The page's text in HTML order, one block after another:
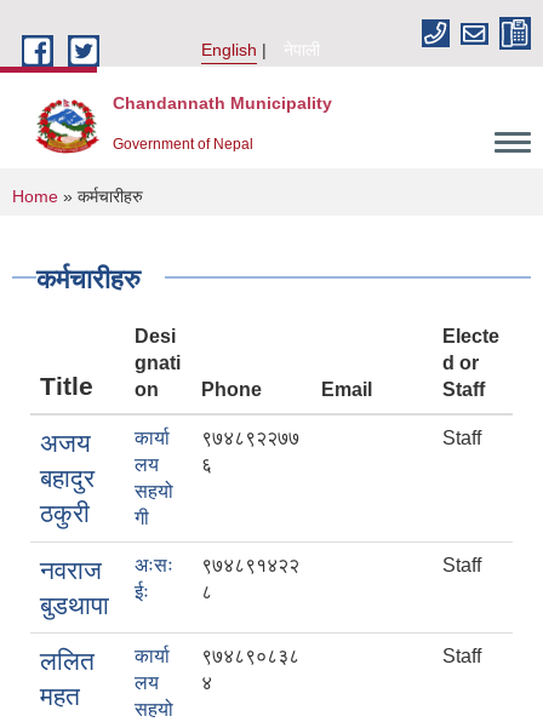
English
नेपाली
Chandannath Municipality
Government of Nepal
You are here
Home » कर्मचारीहरु
कर्मचारीहरु
Title
Desi
gnati
on
Phone Email
Electe
d or
Staff
अजय
बहादुर
ठकुरी
कार्या
लय
सहयो
गी
९७४८९२२७७
६
Staff
नवराज
बुडथापा
अःसः
ईः
९७४८९१४२२
८
Staff
ललित
महत
कार्या
लय
सहयो
९७४८९०८३८
४
Staff